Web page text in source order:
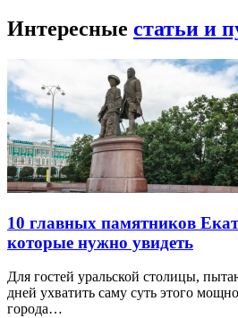
Интересные статьи и
10 главных памятников
которые нужно увидеть
Для гостей уральской столицы,
дней ухватить саму суть этого
города…